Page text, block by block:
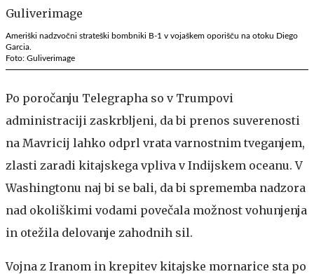
Ameriški nadzvočni strateški bombniki B-1 v vojaškem oporišču na otoku Diego
Garcia.
Foto: Guliverimage
Po poročanju Telegrapha so v Trumpovi
administraciji zaskrbljeni, da bi prenos suverenosti
na Mavricij lahko odprl vrata varnostnim tveganjem,
zlasti zaradi kitajskega vpliva v Indijskem oceanu. V
Washingtonu naj bi se bali, da bi sprememba nadzora
nad okoliškimi vodami povečala možnost vohunjenja
in otežila delovanje zahodnih sil.
Vojna z Iranom in krepitev kitajske mornarice sta po